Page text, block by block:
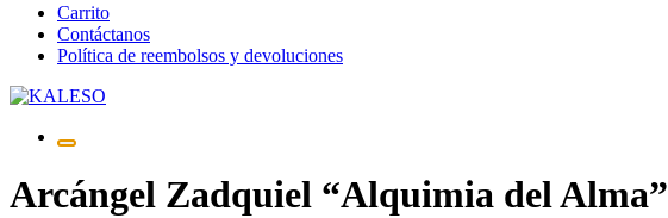
Saltar
contenido
Carrito
Contáctanos
Política de reembolsos y devoluciones
Arcángel Zadquiel “Alquimia del Alma”